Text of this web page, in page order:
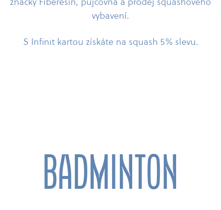
vybavení.
S Infinit kartou získáte na squash 5% slevu.
badminton